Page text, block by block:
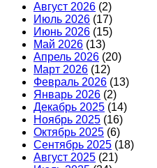
Август 2026 (2)
Июль 2026 (17)
Июнь 2026 (15)
Май 2026 (13)
Апрель 2026 (20)
Март 2026 (12)
Февраль 2026 (13)
Январь 2026 (2)
Декабрь 2025 (14)
Ноябрь 2025 (16)
Октябрь 2025 (6)
Сентябрь 2025 (18)
Август 2025 (21)